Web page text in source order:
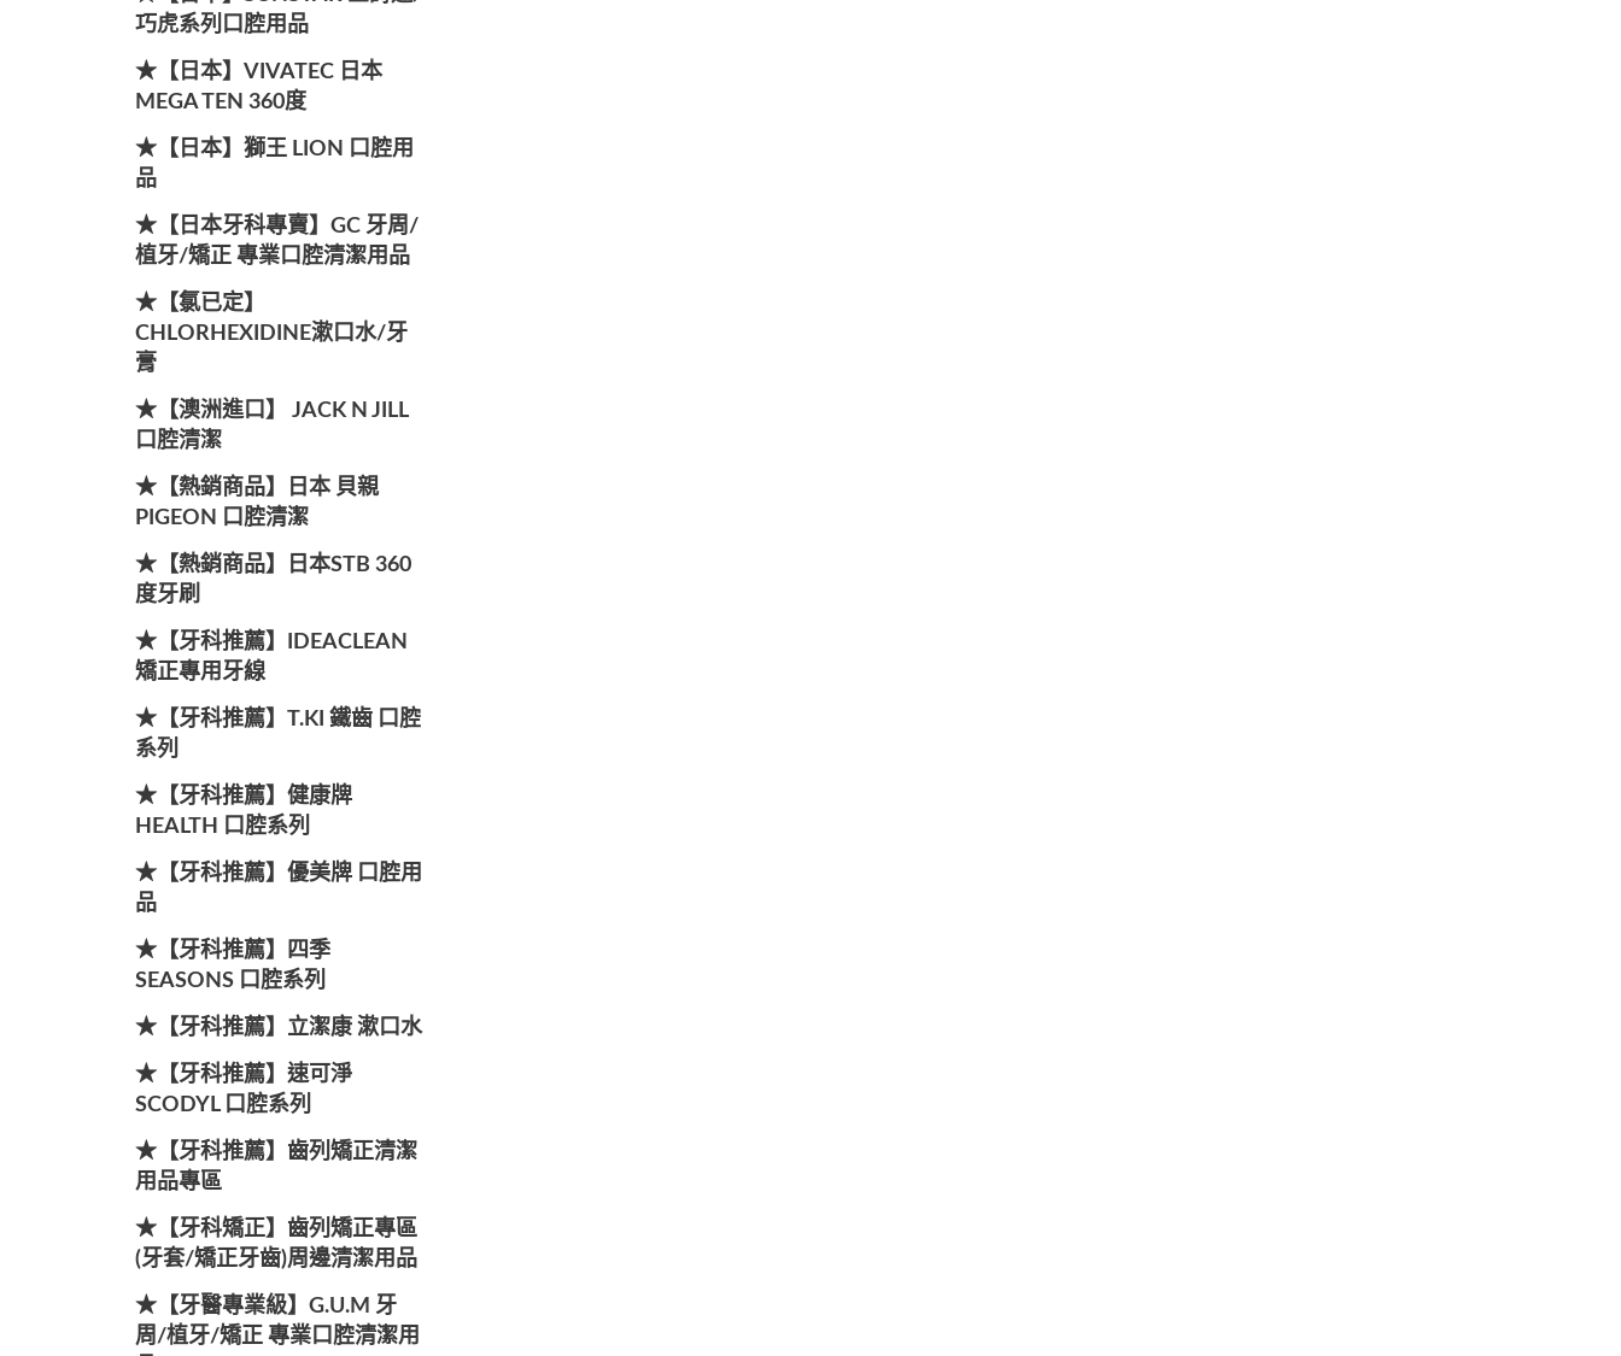
巧虎系列口腔用品
★【日本】VIVATEC 日本
MEGA TEN 360度
★【日本】獅王 LION 口腔用
品
★【日本牙科專賣】GC 牙周/
植牙/矯正 專業口腔清潔用品
★【氯已定】
CHLORHEXIDINE漱口水/牙
膏
★【澳洲進口】 JACK N JILL
口腔清潔
★【熱銷商品】日本 貝親
PIGEON 口腔清潔
★【熱銷商品】日本STB 360
度牙刷
★【牙科推薦】IDEACLEAN
矯正專用牙線
★【牙科推薦】T.KI 鐵齒 口腔
系列
★【牙科推薦】健康牌
HEALTH 口腔系列
★【牙科推薦】優美牌 口腔用
品
★【牙科推薦】四季
SEASONS 口腔系列
★【牙科推薦】立潔康 漱口水
★【牙科推薦】速可淨
SCODYL 口腔系列
★【牙科推薦】齒列矯正清潔
用品專區
★【牙科矯正】齒列矯正專區
(牙套/矯正牙齒)周邊清潔用品
★【牙醫專業級】G.U.M 牙
周/植牙/矯正 專業口腔清潔用